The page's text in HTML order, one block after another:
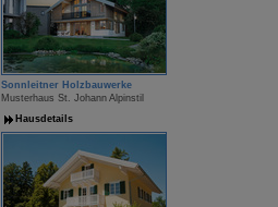
Sonnleitner Holzbauwerke
Musterhaus St. Johann Alpinstil
Hausdetails